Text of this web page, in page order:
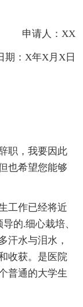
申请人：XX
：X年X月X日
职，我要因此
也希望您能够
工作已经将近
的.细心栽培、
汗水与泪水，
收获。是医院
普通的大学生